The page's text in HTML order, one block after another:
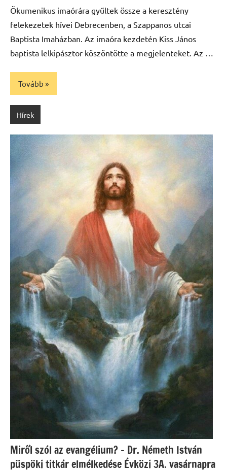
Ökumenikus imaórára gyűltek össze a keresztény
felekezetek hívei Debrecenben, a Szappanos utcai
Baptista Imaházban. Az imaóra kezdetén Kiss János
baptista lelkipásztor köszöntötte a megjelenteket. Az …
Tovább
Hírek
Miről szól az evangélium? – Dr. Németh István
püspöki titkár elmélkedése Évközi 3A. vasárnapra